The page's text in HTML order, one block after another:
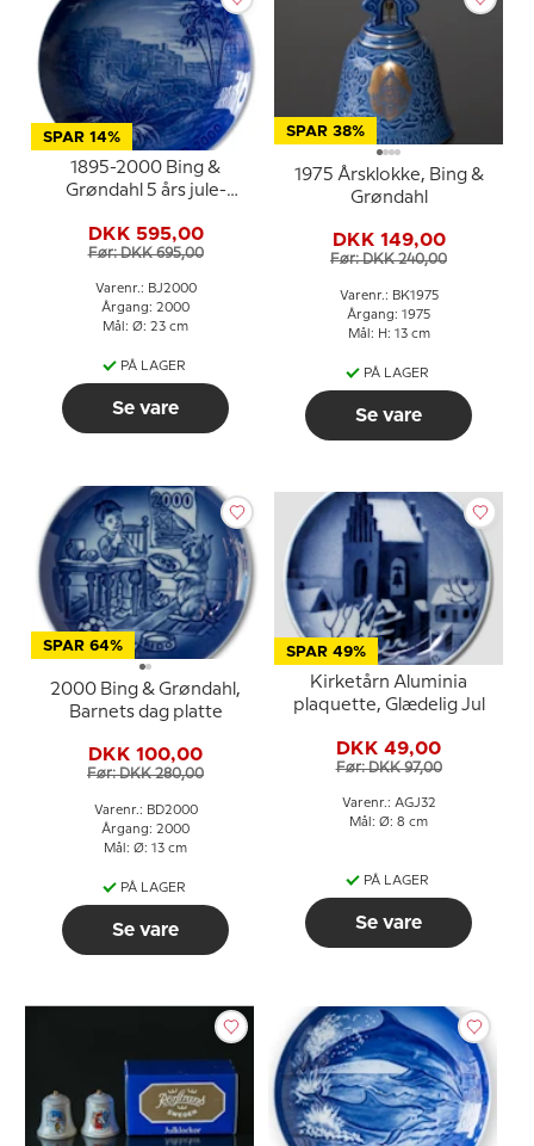
SPAR 14%
1895-2000 Bing &
Grøndahl 5 års jule-
DKK 595,00
Før: DKK 695,00
Varenr.: BJ2000
Årgang: 2000
Mål: Ø: 23 cm
PÅ LAGER
Se vare
SPAR 38%
1975 Årsklokke, Bing &
Grøndahl
DKK 149,00
Før: DKK 240,00
Varenr.: BK1975
Årgang: 1975
Mål: H: 13 cm
PÅ LAGER
Se vare
SPAR 64%
2000 Bing & Grøndahl,
Barnets dag platte
DKK 100,00
Før: DKK 280,00
Varenr.: BD2000
Årgang: 2000
Mål: Ø: 13 cm
PÅ LAGER
Se vare
SPAR 49%
Kirketårn Aluminia
plaquette, Glædelig Jul
DKK 49,00
Før: DKK 97,00
Varenr.: AGJ32
Mål: Ø: 8 cm
PÅ LAGER
Se vare